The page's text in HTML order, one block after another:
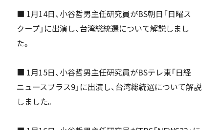
■ 1月14日、小谷哲男主任研究員がBS朝日「日曜ス
クープ」に出演し、台湾総統選について解説しまし
た。
■ 1月15日、小谷哲男主任研究員がBSテレ東「日経
ニュースプラス9」に出演し、台湾総統選について解説
しました。